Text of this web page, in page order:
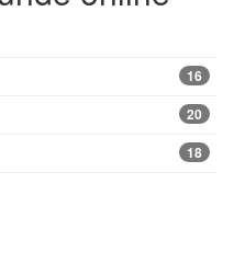
16
20
18